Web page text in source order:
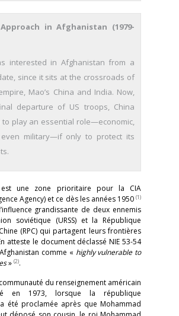
Approach in Afghanistan (1979-
interested in Afghanistan from a
since it sits at the crossroads of
Mao’s China and India. Now,
departure of US troops, China
to play an essential role—economic,
military—if only to protect its
est une zone prioritaire pour la CIA
Agency) et ce dès les années 1950 (1)
grandissante de deux ennemis
soviétique (URSS) et la République
(RPC) qui partagent leurs frontières
atteste le document déclassé NIE 53-54
comme « highly vulnerable to
» (2).
du renseignement américain
en 1973, lorsque la république
a été proclamée après que Mohammad